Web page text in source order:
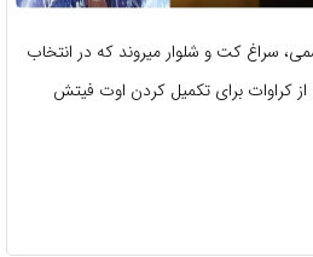
سراغ کت و شلوار میروند که در انتخاب
کراوات برای تکمیل کردن اوت فیتش